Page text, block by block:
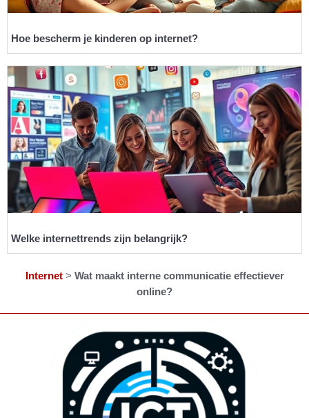
Hoe bescherm je kinderen op internet?
Welke internettrends zijn belangrijk?
Internet> Wat maakt interne communicatie effectiever
online?